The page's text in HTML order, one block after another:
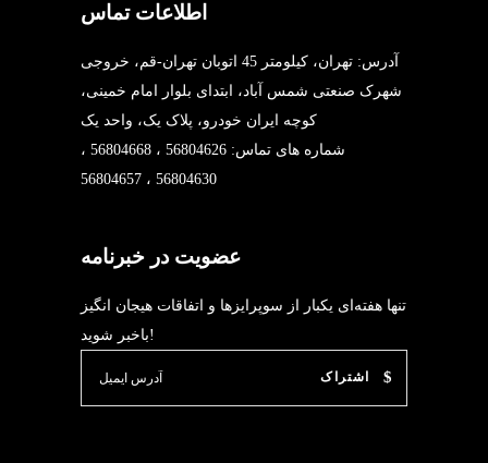
اطلاعات تماس
آدرس: تهران، کیلومتر 45 اتوبان تهران-قم، خروجی
شهرک صنعتی شمس آباد، ابتدای بلوار امام خمینی،
کوچه ایران خودرو، پلاک یک، واحد یک
شماره های تماس: 56804626 ، 56804668 ،
56804630 ، 56804657
عضویت در خبرنامه
تنها هفته‌ای یکبار از سوپرایزها و اتفاقات هیجان انگیز
باخبر شوید!
اشتراک